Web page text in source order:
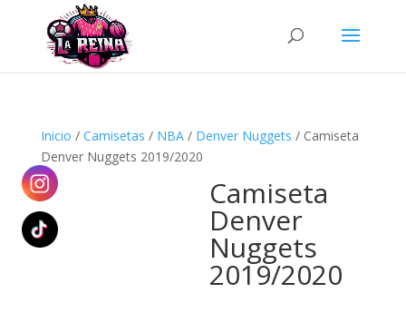
Búsqueda
productos
Inicio / Camisetas / NBA/ Denver Nuggets / Camiseta
Denver Nuggets 2019/2020
Camiseta
Denver
Nuggets
2019/2020